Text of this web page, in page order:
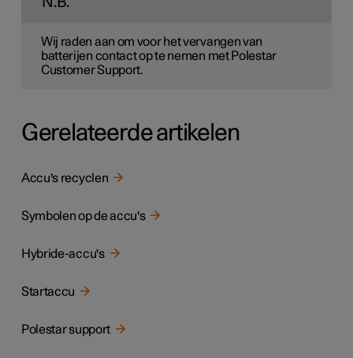
Wij raden aan om voor het vervangen van
batterijen contact op te nemen met Polestar
Customer Support.
Gerelateerde artikelen
Accu's recyclen
Symbolen op de accu's
Hybride-accu's
Startaccu
Polestar support